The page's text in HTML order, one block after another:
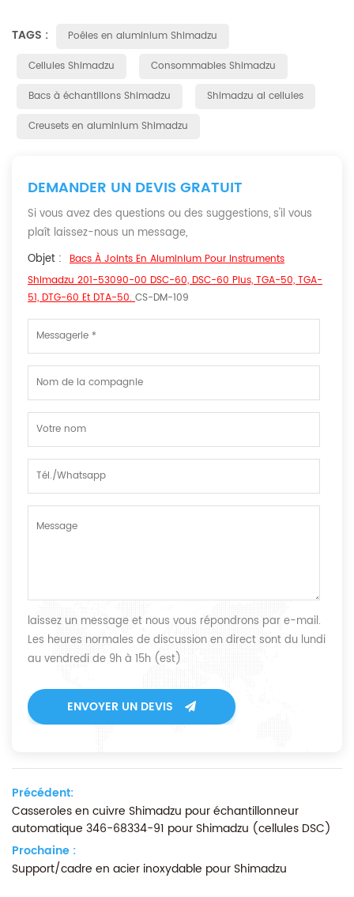
TAGS :
Poêles en aluminium Shimadzu
Cellules Shimadzu
Consommables Shimadzu
Bacs à échantillons Shimadzu
Shimadzu al cellules
Creusets en aluminium Shimadzu
DEMANDER UN DEVIS GRATUIT
Si vous avez des questions ou des suggestions, s'il vous
plaît laissez-nous un message,
Objet : Bacs À Joints En Aluminium Pour Instruments
Shimadzu 201-53090-00 DSC-60, DSC-60 Plus, TGA-50, TGA-
51, DTG-60 Et DTA-50.CS-DM-109
laissez un message et nous vous répondrons par e-mail.
Les heures normales de discussion en direct sont du lundi
au vendredi de 9h à 15h (est)
ENVOYER UN DEVIS
Précédent:
Casseroles en cuivre Shimadzu pour échantillonneur
automatique 346-68334-91 pour Shimadzu (cellules DSC)
Prochaine :
Support/cadre en acier inoxydable pour Shimadzu